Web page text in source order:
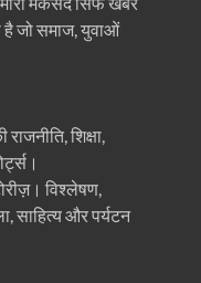
है जो समाज, युवाओं
शिक्षा,
विश्लेषण,
साहित्य और पर्यटन